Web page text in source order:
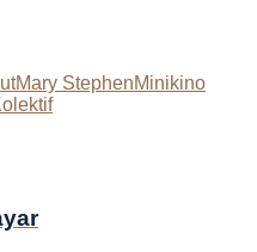
Mary StephenMinikino